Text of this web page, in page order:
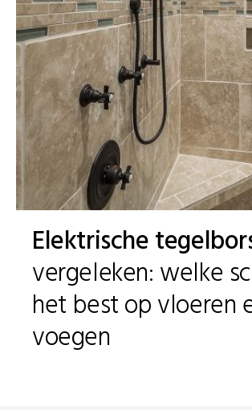
Elektrische
vergeleken: welke
het best op vloeren
voegen